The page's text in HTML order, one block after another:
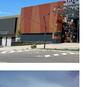
ОФІС KTB
GROUP